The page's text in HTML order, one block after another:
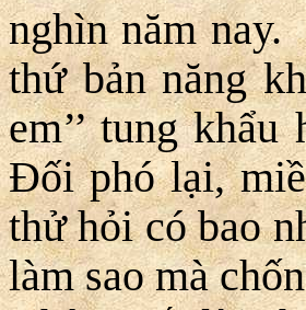
nghìn năm
thứ bản năng
em’’ tung
Ðối phó lại,
thử hỏi có bao
làm sao mà